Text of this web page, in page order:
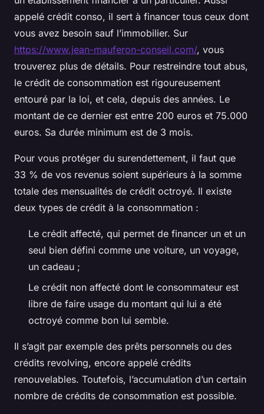
appelé crédit conso, il sert à financer tous ceux dont
vous avez besoin sauf l’immobilier. Sur
https://www.jean-mauferon-conseil.com/, vous
trouverez plus de détails. Pour restreindre tout abus,
le crédit de consommation est rigoureusement
entouré par la loi, et cela, depuis des années. Le
montant de ce dernier est entre 200 euros et 75.000
euros. Sa durée minimum est de 3 mois.
Pour vous protéger du surendettement, il faut que
33 % de vos revenus soient supérieurs à la somme
totale des mensualités de crédit octroyé. Il existe
deux types de crédit à la consommation :
Le crédit affecté, qui permet de financer un et un
seul bien défini comme une voiture, un voyage,
un cadeau ;
Le crédit non affecté dont le consommateur est
libre de faire usage du montant qui lui a été
octroyé comme bon lui semble.
Il s’agit par exemple des prêts personnels ou des
crédits revolving, encore appelé crédits
renouvelables. Toutefois, l’accumulation d’un certain
nombre de crédits de consommation est possible.